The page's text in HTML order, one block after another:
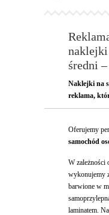
naklejki
średni
Naklejki na
reklama,
Oferujemy
samochód
W zależności
wykonujemy
barwione w
laminatem.